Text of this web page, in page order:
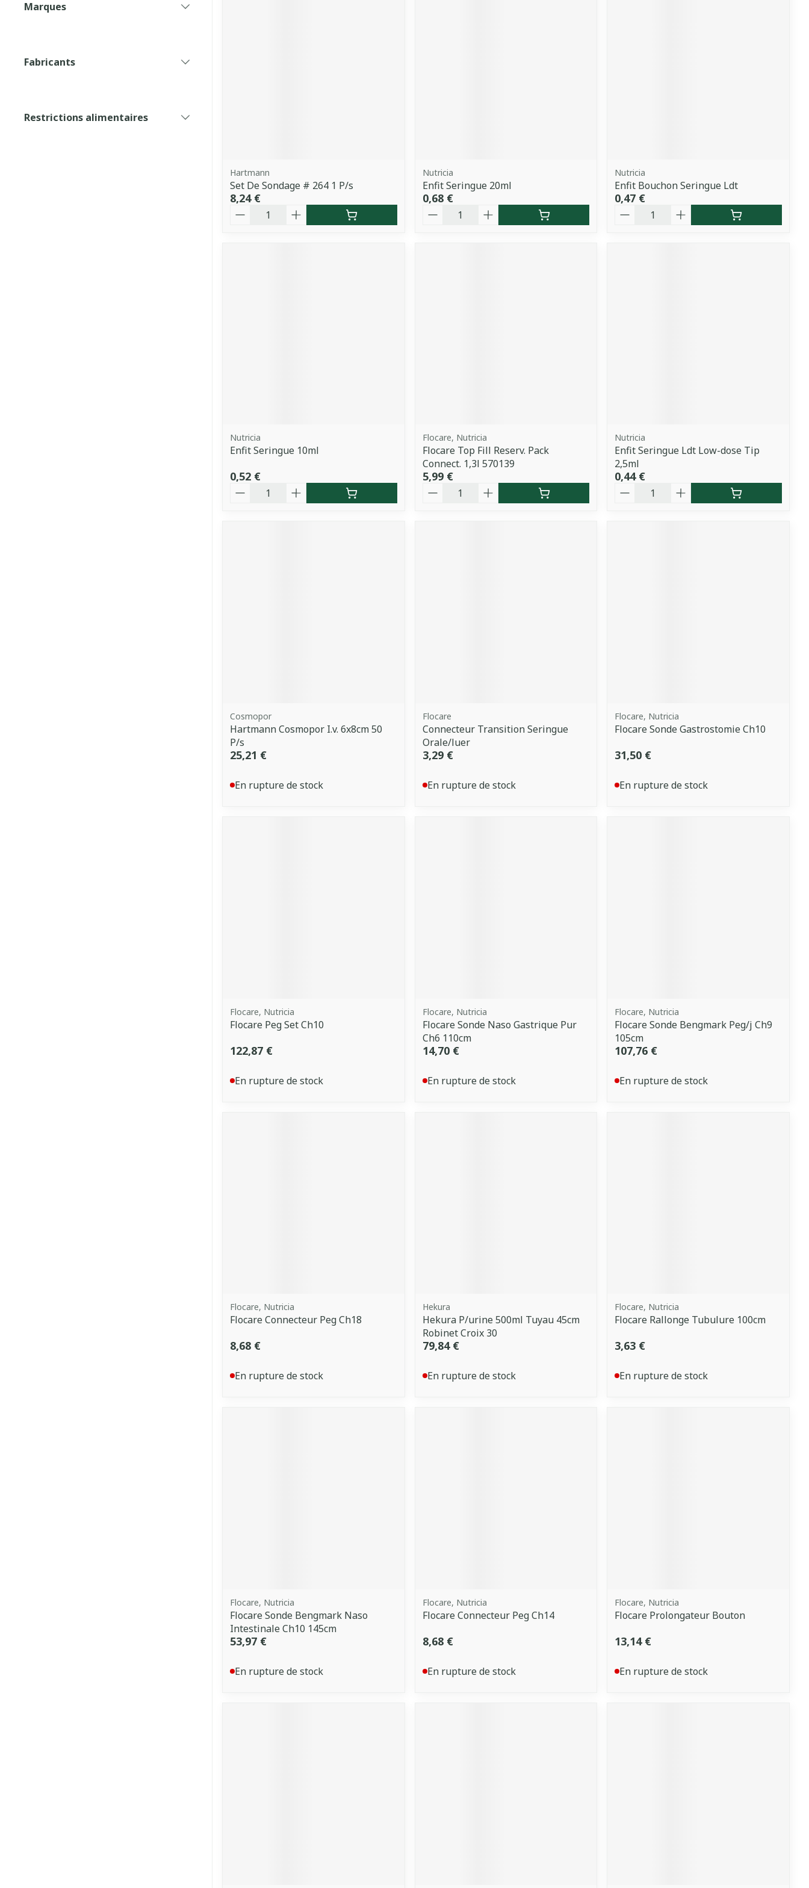
Marques
Fabricants
Restrictions alimentaires
Hartmann
Set De Sondage # 264 1 P/s
8,24 €
Quantité
Nutricia
Enfit Seringue 20ml
0,68 €
Quantité
Nutricia
Enfit Bouchon Seringue Ldt
0,47 €
Quantité
Nutricia
Enfit Seringue 10ml
0,52 €
Quantité
Flocare, Nutricia
Flocare Top Fill Reserv. Pack
Connect. 1,3l 570139
5,99 €
Quantité
Nutricia
Enfit Seringue Ldt Low-dose Tip
2,5ml
0,44 €
Quantité
Cosmopor
Hartmann Cosmopor I.v. 6x8cm 50
P/s
25,21 €
En rupture de stock
Flocare
Connecteur Transition Seringue
Orale/luer
3,29 €
En rupture de stock
Flocare, Nutricia
Flocare Sonde Gastrostomie Ch10
31,50 €
En rupture de stock
Flocare, Nutricia
Flocare Peg Set Ch10
122,87 €
En rupture de stock
Flocare, Nutricia
Flocare Sonde Naso Gastrique Pur
Ch6 110cm
14,70 €
En rupture de stock
Flocare, Nutricia
Flocare Sonde Bengmark Peg/j Ch9
105cm
107,76 €
En rupture de stock
Flocare, Nutricia
Flocare Connecteur Peg Ch18
8,68 €
En rupture de stock
Hekura
Hekura P/urine 500ml Tuyau 45cm
Robinet Croix 30
79,84 €
En rupture de stock
Flocare, Nutricia
Flocare Rallonge Tubulure 100cm
3,63 €
En rupture de stock
Flocare, Nutricia
Flocare Sonde Bengmark Naso
Intestinale Ch10 145cm
53,97 €
En rupture de stock
Flocare, Nutricia
Flocare Connecteur Peg Ch14
8,68 €
En rupture de stock
Flocare, Nutricia
Flocare Prolongateur Bouton
13,14 €
En rupture de stock